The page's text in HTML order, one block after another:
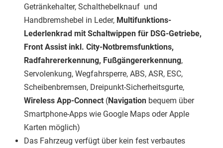
Getränkehalter, Schalthebelknauf und
Handbremshebel in Leder, Multifunktions-
Lederlenkrad mit Schaltwippen für DSG-Getriebe,
Front Assist inkl. City-Notbremsfunktions,
Radfahrererkennung, Fußgängererkennung,
Servolenkung, Wegfahrsperre, ABS, ASR, ESC,
Scheibenbremsen, Dreipunkt-Sicherheitsgurte,
Wireless App-Connect (Navigation bequem über
Smartphone-Apps wie Google Maps oder Apple
Karten möglich)
Das Fahrzeug verfügt über kein fest verbautes